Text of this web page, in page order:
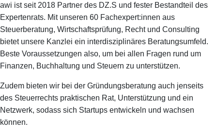
awi ist seit 2018 Partner des DZ.S und fester Bestandteil des
Expertenrats. Mit unseren 60 Fachexpert:innen aus
Steuerberatung, Wirtschaftsprüfung, Recht und Consulting
bietet unsere Kanzlei ein interdisziplinäres Beratungsumfeld.
Beste Voraussetzungen also, um bei allen Fragen rund um
Finanzen, Buchhaltung und Steuern zu unterstützen.
Zudem bieten wir bei der Gründungsberatung auch jenseits
des Steuerrechts praktischen Rat, Unterstützung und ein
Netzwerk, sodass sich Startups entwickeln und wachsen
können.